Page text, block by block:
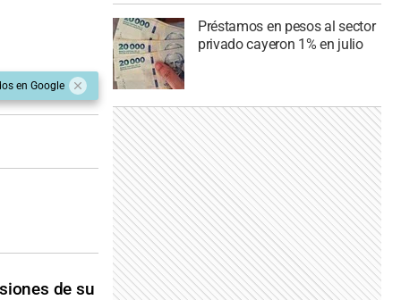
en Google
de su
Préstamos en pesos al sector
privado cayeron 1% en julio